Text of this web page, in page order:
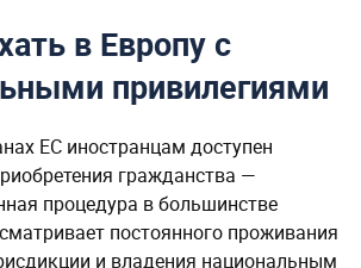
в Европу с
привилегиями
ЕС иностранцам доступен
гражданства —
процедура в большинстве
постоянного проживания
и владения национальным